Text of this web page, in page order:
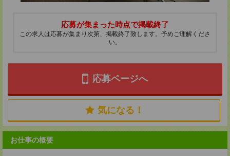
応募が集まった時点で掲載終了
この求人は応募が集まり次第、掲載終了致します。予めご理解くださ
い。
応募ページへ
気になる！
お仕事の概要